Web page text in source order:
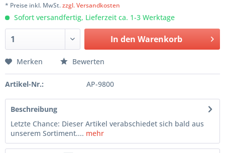
* Preise inkl. MwSt.zzgl. Versandkosten
Sofort versandfertig, Lieferzeit ca. 1-3 Werktage
In den Warenkorb
Merken Bewerten
Artikel-Nr.: AP-9800
Beschreibung
Letzte Chance: Dieser Artikel verabschiedet sich bald aus
unserem Sortiment.... mehr